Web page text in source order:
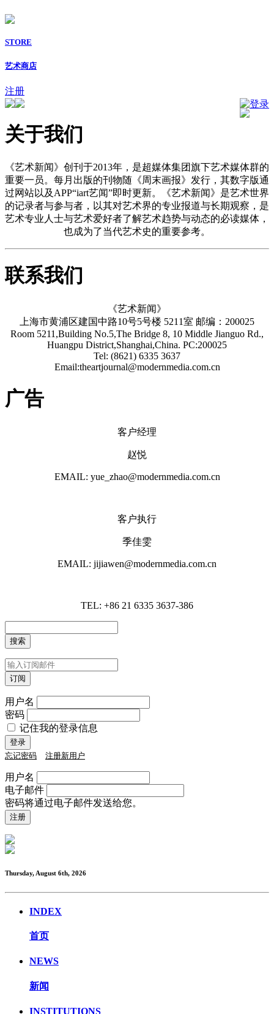
STORE
艺术商店
注册
登录
关于我们
《艺术新闻》创刊于2013年，是超媒体集团旗下艺术媒体群的
重要一员。每月出版的刊物随《周末画报》发行，其数字版通
过网站以及APP“iart艺闻”即时更新。《艺术新闻》是艺术世界
的记录者与参与者，以其对艺术界的专业报道与长期观察，是
艺术专业人士与艺术爱好者了解艺术趋势与动态的必读媒体，
也成为了当代艺术史的重要参考。
联系我们
《艺术新闻》
上海市黄浦区建国中路10号5号楼 5211室 邮编：200025
Room 5211,Building No.5,The Bridge 8, 10 Middle Jianguo Rd.,
Huangpu District,Shanghai,China. PC:200025
Tel: (8621) 6335 3637
Email:theartjournal@modernmedia.com.cn
广告
客户经理
赵悦
EMAIL: yue_zhao@modernmedia.com.cn
客户执行
季佳雯
EMAIL: jijiawen@modernmedia.com.cn
TEL: +86 21 6335 3637-386
用户名
密码
记住我的登录信息
忘记密码 注册新用户
用户名
电子邮件
密码将通过电子邮件发送给您。
Thursday, August 6th, 2026
INDEX
首页
NEWS
新闻
INSTITUTIONS